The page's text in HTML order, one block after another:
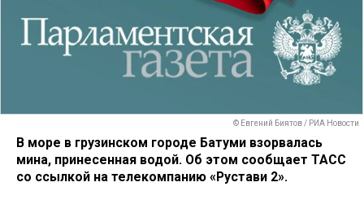
© Евгений Биятов / РИА Новости
В море в грузинском городе Батуми взорвалась
мина, принесенная водой. Об этом сообщает ТАСС
со ссылкой на телекомпанию «Рустави 2».